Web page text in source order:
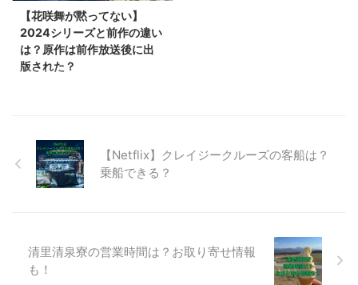
す。 【日プ女子#5】第1回順位
発表式の結果は？ 第1回順位発表
会の結果は？ 日プ女子の配信の
中で、第1回順位発表会の結果は
は2023年11月2 ...
【花咲舞が黙ってない】
2024シリーズと前作の違い
は？原作は前作放送後に出
版された？
された人気ドラマですが、9年後
の2024年に放送される新シリー
ズは何が違うのでしょうか？ こ
う。さらに、原作とドラマの関係
性についても理解が深まり、次の
エピソードへの期待感が高まるこ
【Netflix】クレイジークルーズの客船は？
乗船できる？
清里清泉寮の営業時間は？お取り寄せ情報
も！